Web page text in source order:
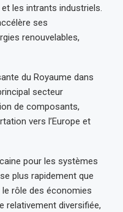
les intrants industriels.
ses
renouvelables,
du Royaume dans
secteur
de composants,
vers l’Europe et
pour les systèmes
plus rapidement que
rôle des économies
relativement diversifiée,